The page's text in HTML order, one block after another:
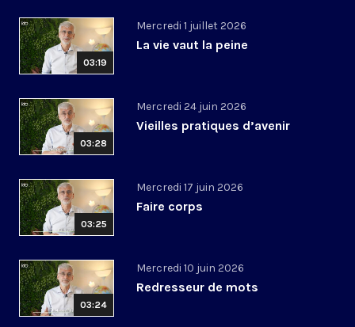
03:19
Mercredi 1 juillet 2026
La vie vaut la peine
03:28
Mercredi 24 juin 2026
Vieilles pratiques d’avenir
03:25
Mercredi 17 juin 2026
Faire corps
03:24
Mercredi 10 juin 2026
Redresseur de mots